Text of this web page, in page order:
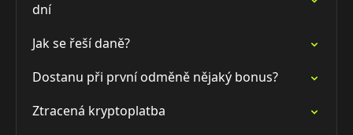
dní
Jak se řeší daně?
Dostanu při první odměně nějaký bonus?
Ztracená kryptoplatba